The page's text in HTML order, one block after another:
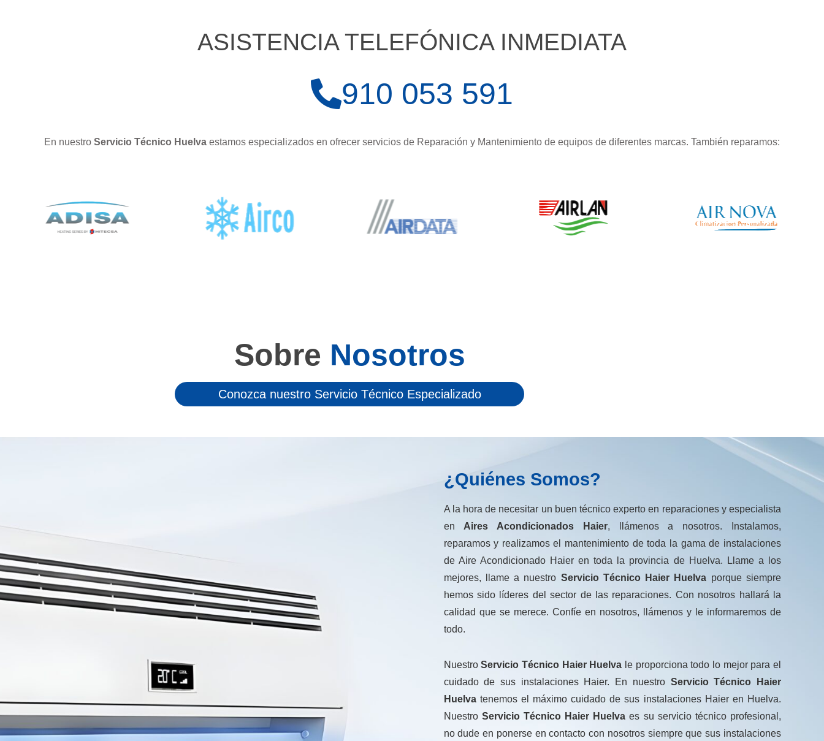
ASISTENCIA TELEFÓNICA INMEDIATA
910 053 591
En nuestro Servicio Técnico Huelva estamos especializados en ofrecer servicios de Reparación y Mantenimiento de equipos de diferentes marcas. También reparamos:
Sobre Nosotros
Conozca nuestro Servicio Técnico Especializado
¿Quiénes Somos?
A la hora de necesitar un buen técnico experto en reparaciones y especialista
en Aires Acondicionados Haier, llámenos a nosotros. Instalamos,
reparamos y realizamos el mantenimiento de toda la gama de instalaciones
de Aire Acondicionado Haier en toda la provincia de Huelva. Llame a los
mejores, llame a nuestro Servicio Técnico Haier Huelva porque siempre
hemos sido líderes del sector de las reparaciones. Con nosotros hallará la
calidad que se merece. Confíe en nosotros, llámenos y le informaremos de
todo.
NuestroServicio Técnico Haier Huelva le proporciona todo lo mejor para el
cuidado de sus instalaciones Haier. En nuestro Servicio Técnico Haier
Huelvatenemos el máximo cuidado de sus instalaciones Haier en Huelva.
Nuestro Servicio Técnico Haier Huelva es su servicio técnico profesional,
no dude en ponerse en contacto con nosotros siempre que sus instalaciones